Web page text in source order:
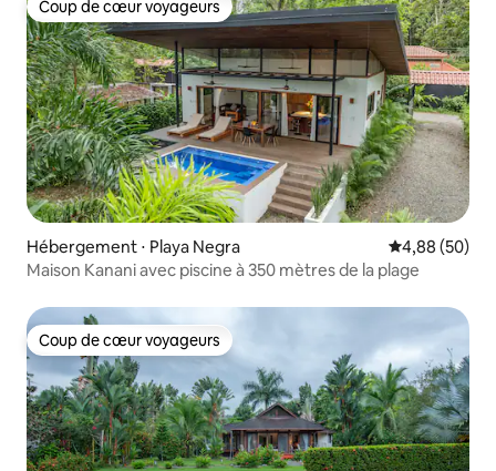
Coup de cœur voyageurs
Coup de cœur voyageurs
Hébergement ⋅ Playa Negra Évaluation
4,88 (50)
Maison Kanani avec piscine à 350 mètres de la plage
Coup de cœur voyageurs
Coup de cœur voyageurs